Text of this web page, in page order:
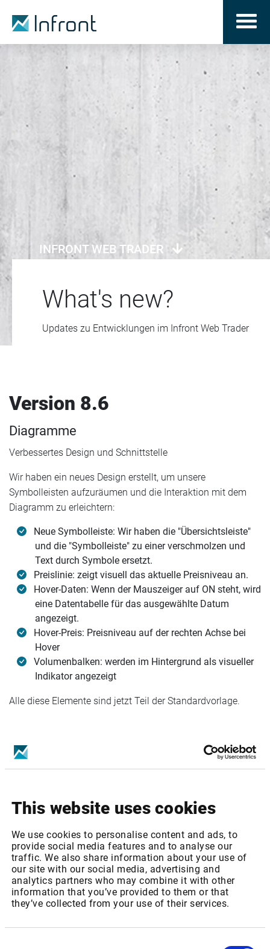
This website uses cookies
We use cookies to personalise content and ads, to
provide social media features and to analyse our
traffic. We also share information about your use of
our site with our social media, advertising and
analytics partners who may combine it with other
information that you’ve provided to them or that
they’ve collected from your use of their services.
INFRONT WEB TRADER
What's new?
Updates zu Entwicklungen im Infront Web Trader
Version 8.6
Diagramme
Verbessertes Design und Schnittstelle
Wir haben ein neues Design erstellt, um unsere
Symbolleisten aufzuräumen und die Interaktion mit dem
Diagramm zu erleichtern:
Neue Symbolleiste: Wir haben die "Übersichtsleiste"
und die "Symbolleiste" zu einer verschmolzen und
Text durch Symbole ersetzt.
Preislinie: zeigt visuell das aktuelle Preisniveau an.
Hover-Daten: Wenn der Mauszeiger auf ON steht, wird
eine Datentabelle für das ausgewählte Datum
angezeigt.
Hover-Preis: Preisniveau auf der rechten Achse bei
Hover
Volumenbalken: werden im Hintergrund als visueller
Indikator angezeigt
Alle diese Elemente sind jetzt Teil der Standardvorlage.